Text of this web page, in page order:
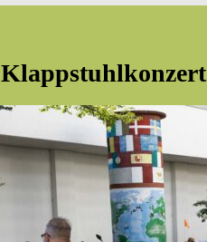
Klappstuhlkonzert